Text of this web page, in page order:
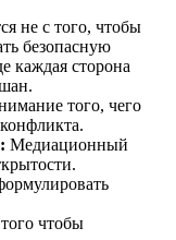
не с того, чтобы
безопасную
каждая сторона
того, чего
Медиационный
чтобы